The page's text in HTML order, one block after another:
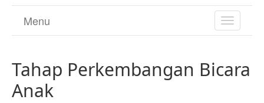
TOGGLE
Menu
Tahap Perkembangan Bicara
Anak